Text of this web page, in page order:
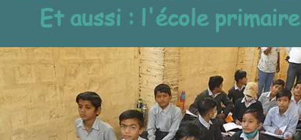
Et aussi : l'école